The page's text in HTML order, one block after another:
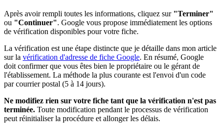
Après avoir rempli toutes les informations, cliquez sur "Terminer"
ou "Continuer". Google vous propose immédiatement les options
de vérification disponibles pour votre fiche.
La vérification est une étape distincte que je détaille dans mon article
sur la vérification d'adresse de fiche Google. En résumé, Google
doit confirmer que vous êtes bien le propriétaire ou le gérant de
l'établissement. La méthode la plus courante est l'envoi d'un code
par courrier postal (5 à 14 jours).
Ne modifiez rien sur votre fiche tant que la vérification n'est pas
terminée. Toute modification pendant le processus de vérification
peut réinitialiser la procédure et allonger les délais.